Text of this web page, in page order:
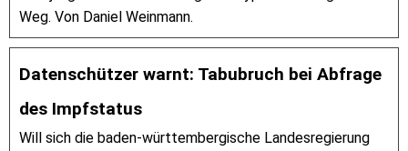
Weg. Von Daniel Weinmann.
Datenschützer warnt: Tabubruch bei Abfrage
des Impfstatus
Will sich die baden-württembergische Landesregierung